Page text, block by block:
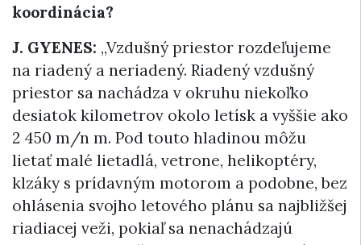
koordinácia?
J. GYENES: „Vzdušný priestor rozdeľujeme
na riadený a neriadený. Riadený vzdušný
priestor sa nachádza v okruhu niekoľko
desiatok kilometrov okolo letísk a vyššie ako
2 450 m/n m. Pod touto hladinou môžu
lietať malé lietadlá, vetrone, helikoptéry,
klzáky s prídavným motorom a podobne, bez
ohlásenia svojho letového plánu sa najbližšej
riadiacej veži, pokiaľ sa nenachádzajú